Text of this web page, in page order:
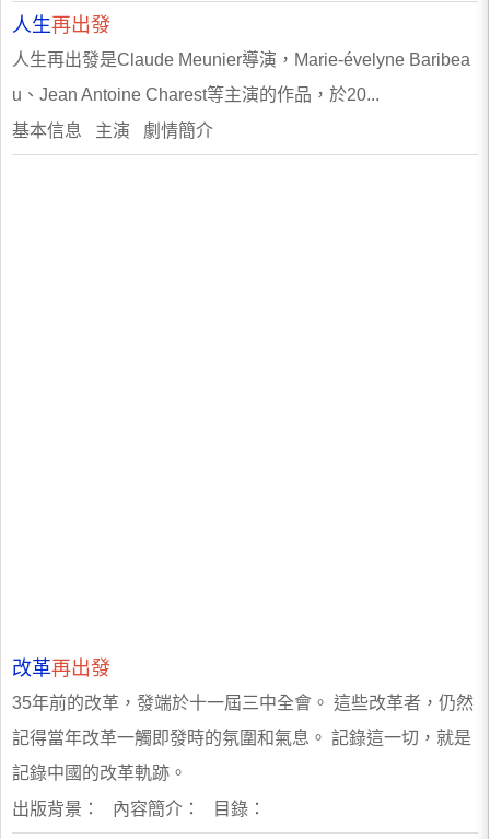
人生再出發
人生再出發是Claude Meunier導演，Marie-évelyne Baribea
u、Jean Antoine Charest等主演的作品，於20...
基本信息 主演 劇情簡介
改革再出發
35年前的改革，發端於十一屆三中全會。 這些改革者，仍然
記得當年改革一觸即發時的氛圍和氣息。 記錄這一切，就是
記錄中國的改革軌跡。
出版背景： 內容簡介： 目錄：